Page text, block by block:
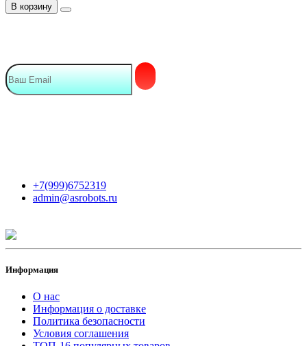
В корзину
+7(999)6752319
admin@asrobots.ru
Информация
О нас
Информация о доставке
Политика безопасности
Условия соглашения